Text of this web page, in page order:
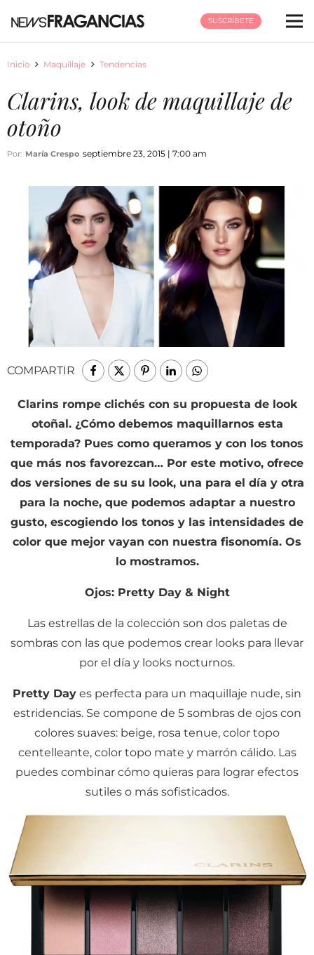
SUSCRÍBETE
Inicio Maquillaje Tendencias
Clarins, look de maquillaje de
otoño
Por: María Crespo septiembre 23, 2015 | 7:00 am
COMPARTIR
Clarins rompe clichés con su propuesta de look
otoñal. ¿Cómo debemos maquillarnos esta
temporada? Pues como queramos y con los tonos
que más nos favorezcan… Por este motivo, ofrece
dos versiones de su su look, una para el día y otra
para la noche, que podemos adaptar a nuestro
gusto, escogiendo los tonos y las intensidades de
color que mejor vayan con nuestra fisonomía. Os
lo mostramos.
Ojos: Pretty Day & Night
Las estrellas de la colección son dos paletas de
sombras con las que podemos crear looks para llevar
por el día y looks nocturnos.
Pretty Day es perfecta para un maquillaje nude, sin
estridencias. Se compone de 5 sombras de ojos con
colores suaves: beige, rosa tenue, color topo
centelleante, color topo mate y marrón cálido. Las
puedes combinar cómo quieras para lograr efectos
sutiles o más sofisticados.